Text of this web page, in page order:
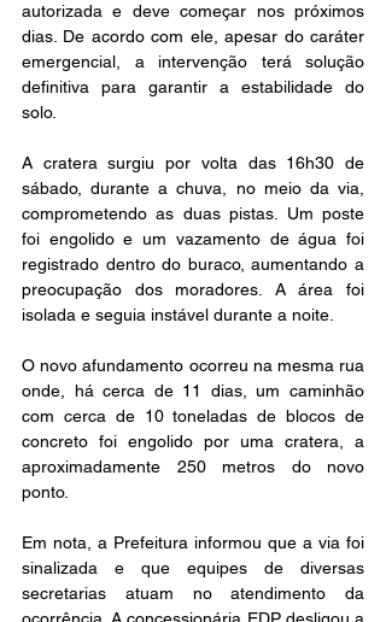
autorizada e deve começar nos próximos
dias. De acordo com ele, apesar do caráter
emergencial, a intervenção terá solução
definitiva para garantir a estabilidade do
solo.
A cratera surgiu por volta das 16h30 de
sábado, durante a chuva, no meio da via,
comprometendo as duas pistas. Um poste
foi engolido e um vazamento de água foi
registrado dentro do buraco, aumentando a
preocupação dos moradores. A área foi
isolada e seguia instável durante a noite.
O novo afundamento ocorreu na mesma rua
onde, há cerca de 11 dias, um caminhão
com cerca de 10 toneladas de blocos de
concreto foi engolido por uma cratera, a
aproximadamente 250 metros do novo
ponto.
Em nota, a Prefeitura informou que a via foi
sinalizada e que equipes de diversas
secretarias atuam no atendimento da